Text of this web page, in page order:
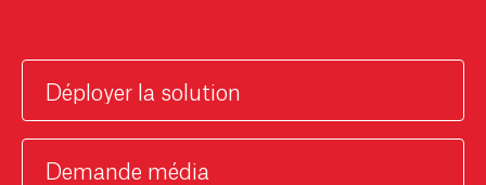
Déployer la solution
Demande média